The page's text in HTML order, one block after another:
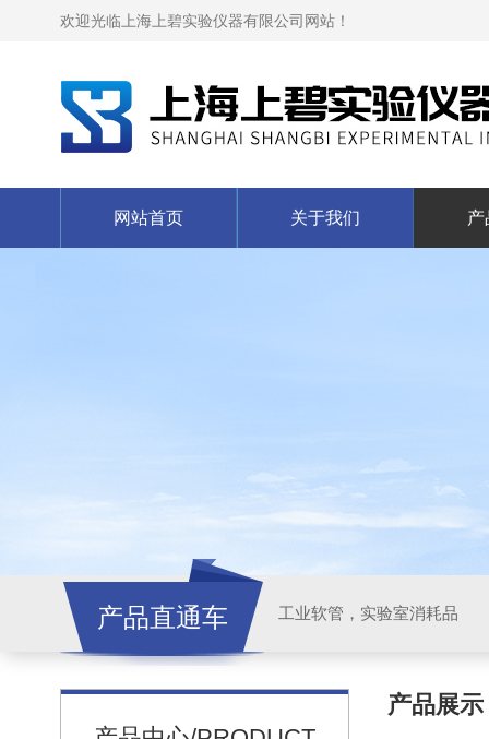
欢迎光临上海上碧实验仪器有限公司网站！
网站首页 关于我们 产
产品直通车 工业软管，实验室消耗品
产品展示